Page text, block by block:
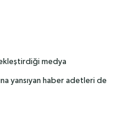
medya
yansıyan haber adetleri de